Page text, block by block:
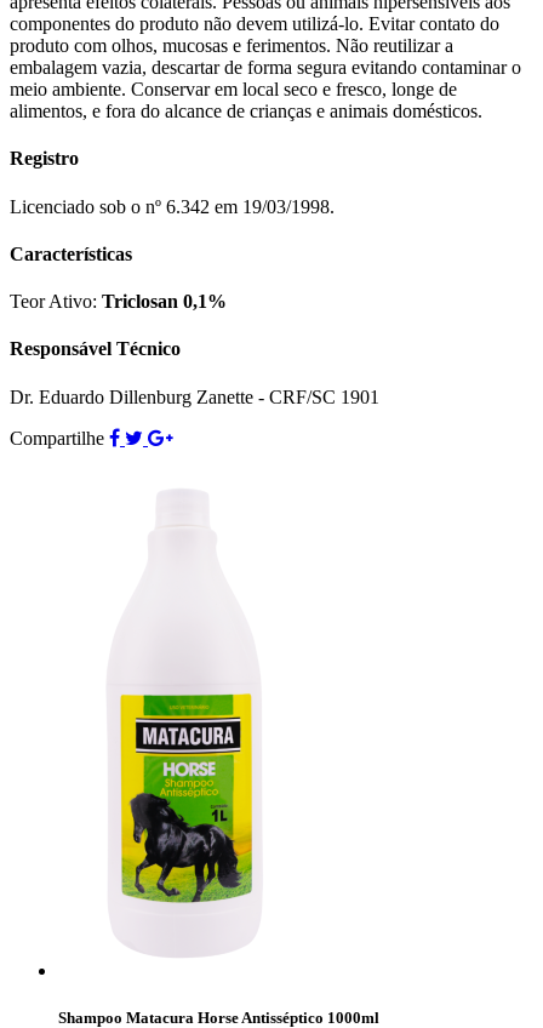
componentes do produto não devem utilizá-lo. Evitar contato do
produto com olhos, mucosas e ferimentos. Não reutilizar a
embalagem vazia, descartar de forma segura evitando contaminar o
meio ambiente. Conservar em local seco e fresco, longe de
alimentos, e fora do alcance de crianças e animais domésticos.
Registro
Licenciado sob o nº 6.342 em 19/03/1998.
Características
Teor Ativo: Triclosan 0,1%
Responsável Técnico
Dr. Eduardo Dillenburg Zanette - CRF/SC 1901
Compartilhe
Shampoo Matacura Horse Antisséptico 1000ml